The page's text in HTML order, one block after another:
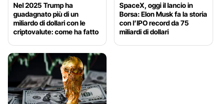
Nel 2025 Trump ha
guadagnato più di un
miliardo di dollari con le
criptovalute: come ha fatto
SpaceX, oggi il lancio in
Borsa: Elon Musk fa la storia
con l’IPO record da 75
miliardi di dollari